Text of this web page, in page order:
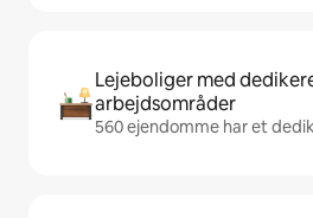
Lejeboliger med
arbejdsområder
560 ejendomme har et